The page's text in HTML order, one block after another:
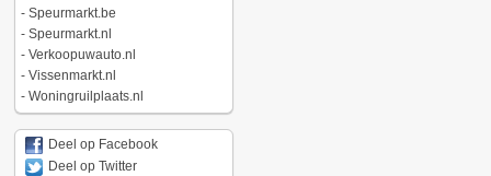
- Speurmarkt.be
- Speurmarkt.nl
- Verkoopuwauto.nl
- Vissenmarkt.nl
- Woningruilplaats.nl
Deel op Facebook
Deel op Twitter